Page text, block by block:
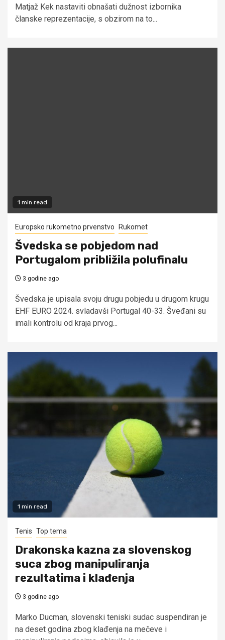
Matjaž Kek nastaviti obnašati dužnost izbornika
članske reprezentacije, s obzirom na to...
1 min read
Europsko rukometno prvenstvo Rukomet
Švedska se pobjedom nad
Portugalom približila polufinalu
3 godine ago
Švedska je upisala svoju drugu pobjedu u drugom krugu
EHF EURO 2024. svladavši Portugal 40-33. Šveđani su
imali kontrolu od kraja prvog...
1 min read
Tenis Top tema
Drakonska kazna za slovenskog
suca zbog manipuliranja
rezultatima i klađenja
3 godine ago
Marko Ducman, slovenski teniski sudac suspendiran je
na deset godina zbog klađenja na mečeve i